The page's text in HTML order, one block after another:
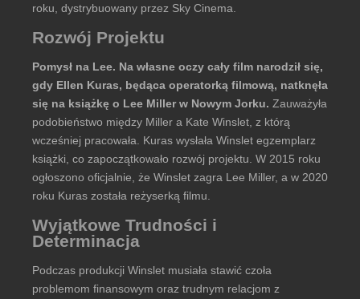
roku, dystrybuowany przez Sky Cinema.
Rozwój Projektu
Pomysł na Lee. Na własne oczy cały film narodził się,
gdy Ellen Kuras, będąca operatorką filmową, natknęła
się na książkę o Lee Miller w Nowym Jorku. Zauważyła
podobieństwo między Miller a Kate Winslet, z którą
wcześniej pracowała. Kuras wysłała Winslet egzemplarz
książki, co zapoczątkowało rozwój projektu. W 2015 roku
ogłoszono oficjalnie, że Winslet zagra Lee Miller, a w 2020
roku Kuras została reżyserką filmu.
Wyjątkowe Trudności i
Determinacja
Podczas produkcji Winslet musiała stawić czoła
problemom finansowym oraz trudnym relacjom z